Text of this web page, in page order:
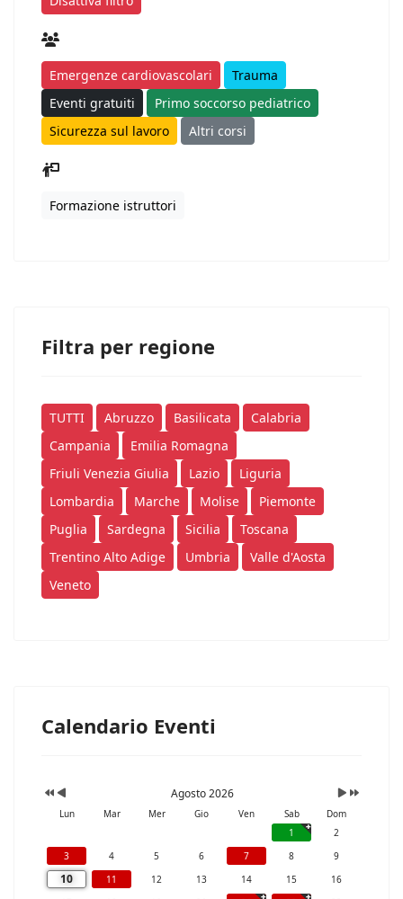
Emergenze cardiovascolari
Trauma
Eventi gratuiti
Primo soccorso pediatrico
Sicurezza sul lavoro
Altri corsi
Formazione istruttori
Filtra per regione
TUTTI Abruzzo Basilicata
Calabria
Campania
Emilia Romagna
Friuli Venezia Giulia
Lazio
Liguria
Lombardia
Marche Molise
Piemonte
Puglia
Sardegna Sicilia
Toscana
Trentino Alto Adige
Umbria
Valle d'Aosta
Veneto
Calendario Eventi
Agosto 2026
Lun Mar Mer Gio Ven Sab
Dom
1
2
3
4 5 6 7 8 9
10 11 12 13 14 15
16